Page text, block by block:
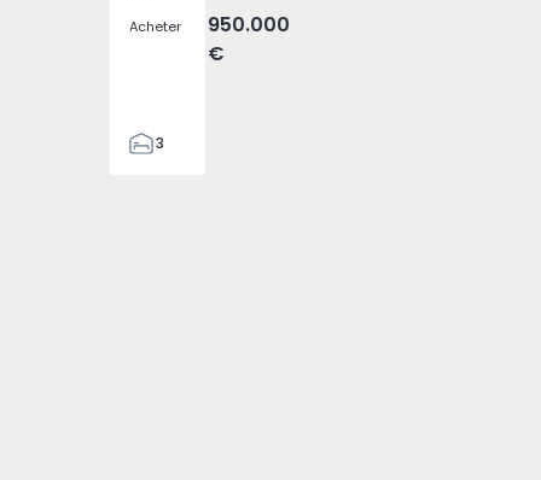
Acheter
950.000
€
3
- 1